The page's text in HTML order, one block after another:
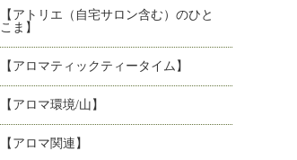
【アトリエ（自宅サロン含む）のひと
こま】
【アロマティックティータイム】
【アロマ環境/山】
【アロマ関連】